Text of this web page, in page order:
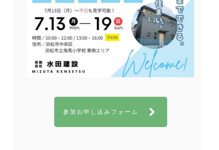
参加お申し込みフォーム